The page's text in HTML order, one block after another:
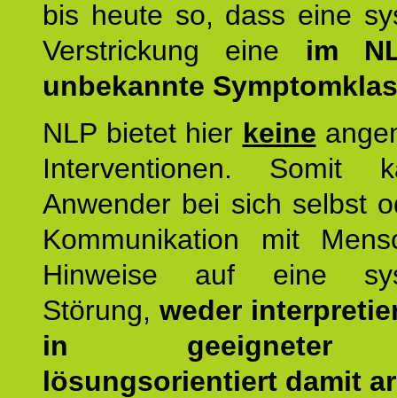
bis heute so, dass eine
Verstrickung eine im
unbekannte
NLP bietet hier keine
Interventionen. Somit
Anwender bei sich selbst
Kommunikation mit
Hinweise auf eine
Störung, weder
in geeigneter
lösungsorientiert damit